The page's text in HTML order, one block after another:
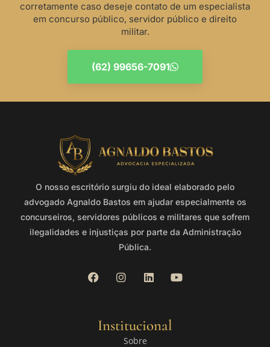
corretamente caso deseje contato de um especialista
em concurso público, servidor público e direito
militar.
(62) 99656-7091
O nosso escritório surgiu do ideal elaborado pelo
advogado Agnaldo Bastos em ajudar especialmente os
concurseiros, servidores públicos e militares que sofrem
ilegalidades e injustiças por parte da Administração
Pública.
Institucional
Sobre